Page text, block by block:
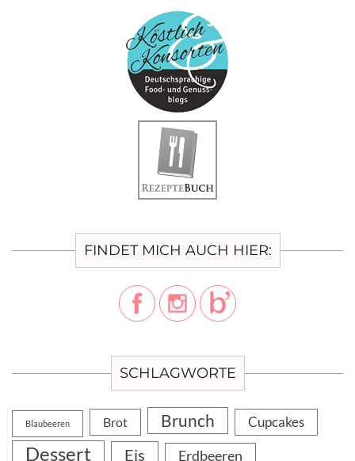
FINDET MICH AUCH HIER:
SCHLAGWORTE
Blaubeeren Brot Brunch Cupcakes
Dessert Eis Erdbeeren